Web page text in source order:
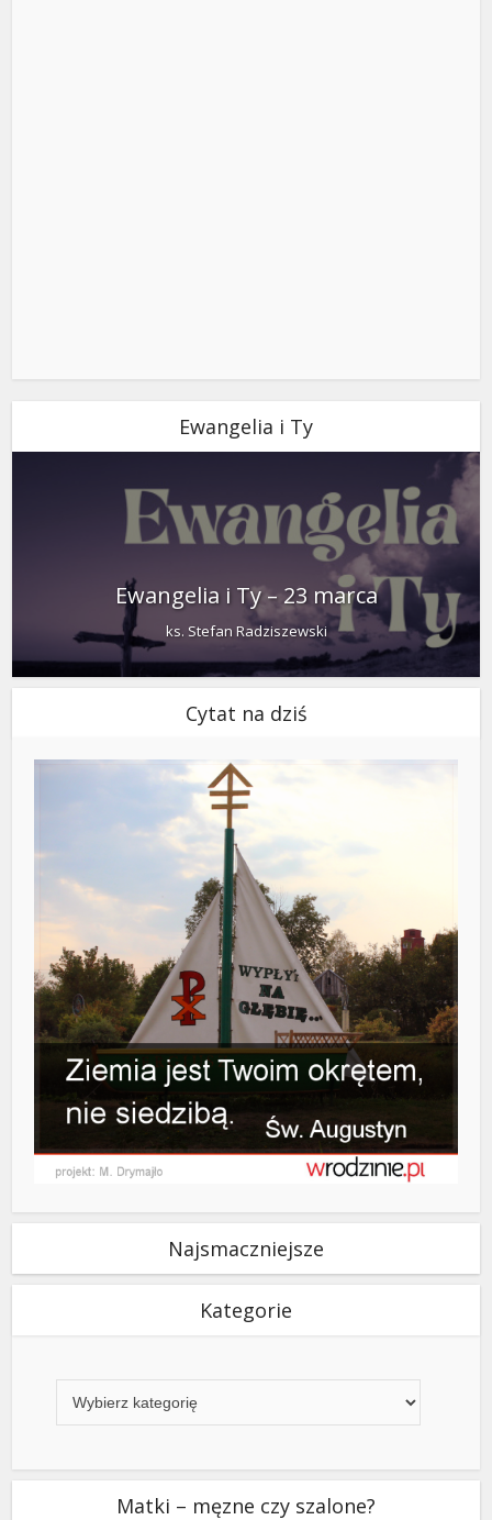
Ewangelia i Ty
Ewangelia i Ty – 23 marca
ks. Stefan Radziszewski
Cytat na dziś
Najsmaczniejsze
Kategorie
Matki – męzne czy szalone?